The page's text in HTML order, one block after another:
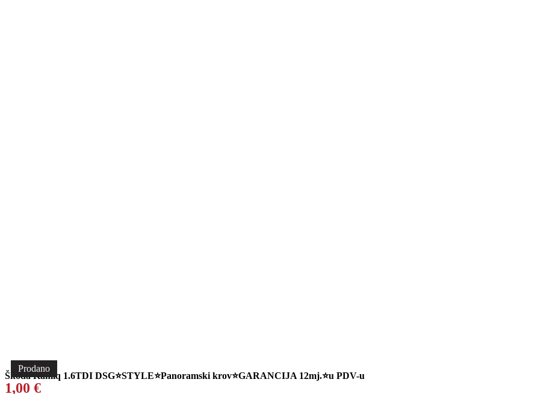
Prodano
Škoda Kamiq 1.6TDI DSG⭐STYLE⭐Panoramski krov⭐GARANCIJA 12mj.⭐u PDV-u
1,00 €